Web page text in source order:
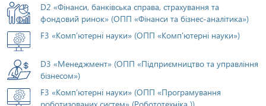
D2 «Фінанси, банківська справа, страхування та
фондовий ринок» (ОПП «Фінанси та бізнес-аналітика»)
F3 «Комп'ютерні науки» (ОПП «Комп'ютерні науки»)
D3 «Менеджмент» (ОПП «Підприємництво та управління
бізнесом»)
F3 «Комп'ютерні науки» (ОПП «Програмування